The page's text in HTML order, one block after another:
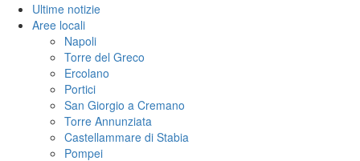
Ultime notizie
Aree locali
Napoli
Torre del Greco
Ercolano
Portici
San Giorgio a Cremano
Torre Annunziata
Castellammare di Stabia
Pompei